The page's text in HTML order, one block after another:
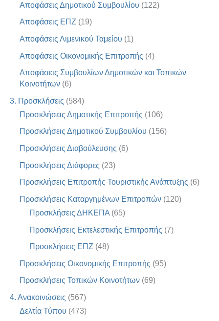
Αποφάσεις Δημοτικού Συμβουλίου (122)
Αποφάσεις ΕΠΖ (19)
Αποφάσεις Λιμενικού Ταμείου (1)
Αποφάσεις Οικονομικής Επιτροπής (4)
Αποφάσεις Συμβουλίων Δημοτικών και Τοπικών
Κοινοτήτων (6)
3. Προσκλήσεις (584)
Προσκλήσεις Δημοτικής Επιτροπής (106)
Προσκλήσεις Δημοτικού Συμβουλίου (156)
Προσκλήσεις Διαβούλευσης (6)
Προσκλήσεις Διάφορες (23)
Προσκλήσεις Επιτροπής Τουριστικής Ανάπτυξης (6)
Προσκλήσεις Καταργημένων Επιτροπών (120)
Προσκλήσεις ΔΗΚΕΠΑ (65)
Προσκλήσεις Εκτελεστικής Επιτροπής (7)
Προσκλήσεις ΕΠΖ (48)
Προσκλήσεις Οικονομικής Επιτροπής (95)
Προσκλήσεις Τοπικών Κοινοτήτων (69)
4. Ανακοινώσεις (567)
Δελτία Τύπου (473)